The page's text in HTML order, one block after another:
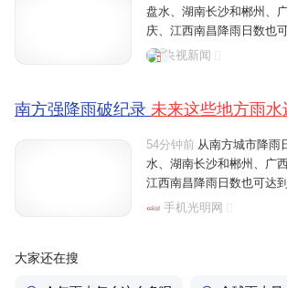
盘水、湖南长沙和郴州、
庆、江西南昌降雨日数也
桂林、六盘水将有大雨、
央视新闻
南方强降雨破纪录 未来这些地方雨水
54分钟前 从南方城市降雨
水、湖南长沙和郴州、广
江西南昌降雨日数也可达
六盘水将有大雨、暴雨,
手机光明网
大家还在搜